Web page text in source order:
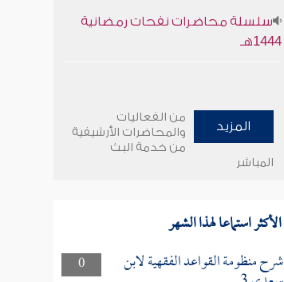
سلسلة محاضرات نفحات رمضانية
1444هـ
المزيد
من الفعاليات
والمحاضرات الأرشيفية
من خدمة البث
المباشر
الأكثر استماعا لهذا الشهر
0 شرح منظومة القواعد الفقهية لابن